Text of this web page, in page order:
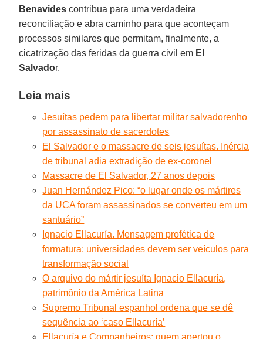
Benavidescontribua para uma verdadeira
reconciliação e abra caminho para que aconteçam
processos similares que permitam, finalmente, a
cicatrização das feridas da guerra civil em El
Salvador.
Leia mais
Jesuítas pedem para libertar militar salvadorenho
por assassinato de sacerdotes
El Salvador e o massacre de seis jesuítas. Inércia
de tribunal adia extradição de ex-coronel
Massacre de El Salvador, 27 anos depois
Juan Hernández Pico: “o lugar onde os mártires
da UCA foram assassinados se converteu em um
santuário”
Ignacio Ellacuría. Mensagem profética de
formatura: universidades devem ser veículos para
transformação social
O arquivo do mártir jesuíta Ignacio Ellacuría,
patrimônio da América Latina
Supremo Tribunal espanhol ordena que se dê
sequência ao ‘caso Ellacuría’
Ellacuría e Companheiros: quem apertou o